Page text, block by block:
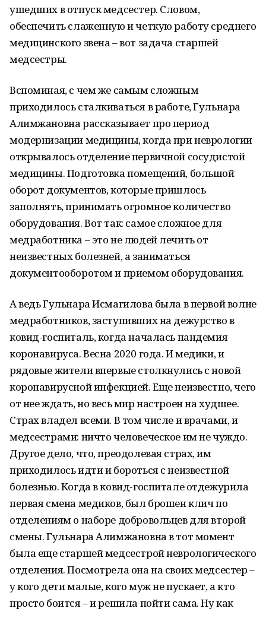
ушедших в отпуск медсестер. Словом,
обеспечить слаженную и четкую работу среднего
медицинского звена – вот задача старшей
медсестры.
Вспоминая, с чем же самым сложным
приходилось сталкиваться в работе, Гульнара
Алимжановна рассказывает про период
модернизации медицины, когда при неврологии
открывалось отделение первичной сосудистой
медицины. Подготовка помещений, большой
оборот документов, которые пришлось
заполнять, принимать огромное количество
оборудования. Вот так: самое сложное для
медработника – это не людей лечить от
неизвестных болезней, а заниматься
документооборотом и приемом оборудования.
А ведь Гульнара Исмагилова была в первой волне
медработников, заступивших на дежурство в
ковид-госпиталь, когда началась пандемия
коронавируса. Весна 2020 года. И медики, и
рядовые жители впервые столкнулись с новой
коронавирусной инфекцией. Еще неизвестно, чего
от нее ждать, но весь мир настроен на худшее.
Страх владел всеми. В том числе и врачами, и
медсестрами: ничто человеческое им не чуждо.
Другое дело, что, преодолевая страх, им
приходилось идти и бороться с неизвестной
болезнью. Когда в ковид-госпитале отдежурила
первая смена медиков, был брошен клич по
отделениям о наборе добровольцев для второй
смены. Гульнара Алимжановна в тот момент
была еще старшей медсестрой неврологического
отделения. Посмотрела она на своих медсестер –
у кого дети малые, кого муж не пускает, а кто
просто боится – и решила пойти сама. Ну как